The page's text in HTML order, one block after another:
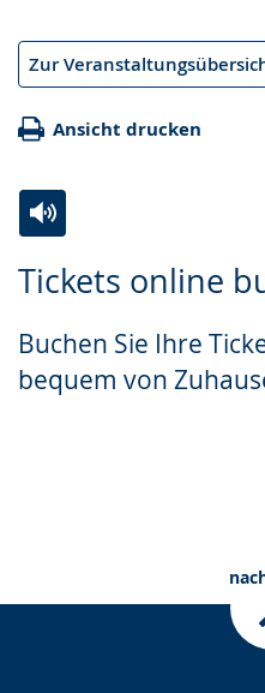
Zur
Ansicht drucken
Tickets online
Buchen Sie Ihre
bequem von
Leichten
wechseln.
Audio-
Video
Deutscher
Gebärdensprache